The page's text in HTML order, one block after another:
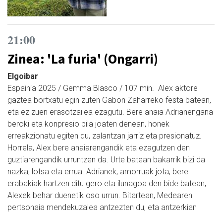
21:00
Zinea: 'La furia' (Ongarri)
Elgoibar
Espainia 2025 / Gemma Blasco / 107 min. Alex aktore
gaztea bortxatu egin zuten Gabon Zaharreko festa batean,
eta ez zuen erasotzailea ezagutu. Bere anaia Adrianengana
beroki eta konpresio bila joaten denean, honek
erreakzionatu egiten du, zalantzan jarriz eta presionatuz.
Horrela, Alex bere anaiarengandik eta ezagutzen den
guztiarengandik urruntzen da. Urte batean bakarrik bizi da
nazka, lotsa eta errua. Adrianek, amorruak jota, bere
erabakiak hartzen ditu gero eta ilunagoa den bide batean,
Alexek behar duenetik oso urrun. Bitartean, Medearen
pertsonaia mendekuzalea antzezten du, eta antzerkian